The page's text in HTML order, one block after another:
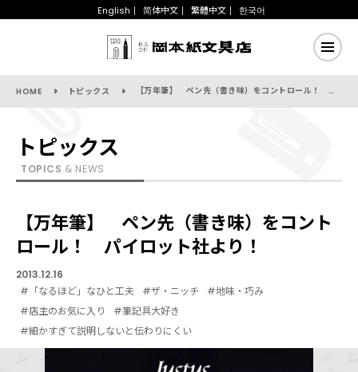
English 简体中文 繁體中文 한국어
HOME トピックス 【万年筆】 ペン先（書き味）をコントロール！ パイロット社より！
トピックス
TOPICS & NEWS
【万年筆】 ペン先（書き味）をコント
ロール！ パイロット社より！
2013.12.16
#「なるほど」なひと工夫
#ザ・ニッチ
#地味・巧み
#店主のお気に入り
#筆記具大好き
#細かすぎて説明しないと伝わりにくい